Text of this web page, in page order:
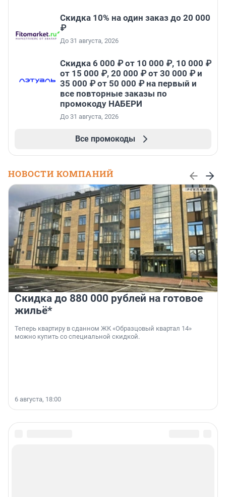
Скидка 10% на один заказ до 20 000
₽
До 31 августа, 2026
Скидка 6 000 ₽ от 10 000 ₽, 10 000 ₽
от 15 000 ₽, 20 000 ₽ от 30 000 ₽ и
35 000 ₽ от 50 000 ₽ на первый и
все повторные заказы по
промокоду НАБЕРИ
До 31 августа, 2026
Все промокоды
НОВОСТИ КОМПАНИЙ
Скидка до 880 000 рублей на готовое
жильё*
Теперь квартиру в сданном ЖК «Образцовый квартал 14»
можно купить со специальной скидкой.
6 августа, 18:00